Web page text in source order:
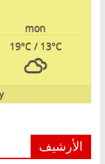
mon
19°C/ 13°C
الأرشيف